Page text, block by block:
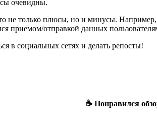
очевидны.
не только плюсы, но и минусы.
приемом/отправкой данных
в социальных сетях и делать репосты!
☕ Понравился